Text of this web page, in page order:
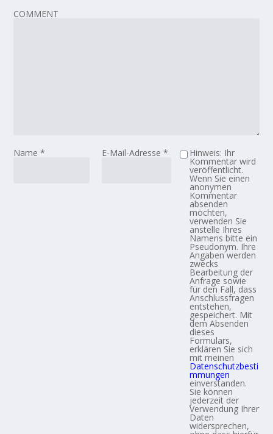
COMMENT
Name* E-Mail-Adresse * Hinweis: Ihr
Kommentar wird
veröffentlicht.
Wenn Sie einen
anonymen
Kommentar
absenden
möchten,
verwenden Sie
anstelle Ihres
Namens bitte ein
Pseudonym. Ihre
Angaben werden
zwecks
Bearbeitung der
Anfrage sowie
für den Fall, dass
Anschlussfragen
entstehen,
gespeichert. Mit
dem Absenden
dieses
Formulars,
erklären Sie sich
mit meinen
Datenschutzbesti
mmungen
einverstanden.
Sie können
jederzeit der
Verwendung Ihrer
Daten
widersprechen,